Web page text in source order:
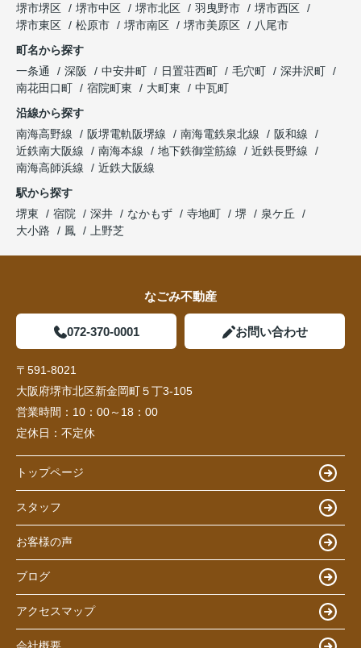
堺市堺区
堺市中区 堺市北区 羽曳野市
堺市西区
堺市東区
松原市 堺市南区 堺市美原区
八尾市
町名から探す
一条通
深阪 中安井町 日置荘西町 毛穴町
深井沢町
南花田口町
宿院町東 大町東
中瓦町
沿線から探す
南海高野線
阪堺電軌阪堺線 南海電鉄泉北線
阪和線
近鉄南大阪線
南海本線 地下鉄御堂筋線
近鉄長野線
南海高師浜線
近鉄大阪線
駅から探す
堺東
宿院 深井 なかもず 寺地町 堺
泉ケ丘
大小路
鳳 上野芝
なごみ不動産
072-370-0001 お問い合わせ
〒591-8021
大阪府堺市北区新金岡町５丁3-105
営業時間： 10：00～18：00
定休日： 不定休
トップページ
スタッフ
お客様の声
ブログ
アクセスマップ